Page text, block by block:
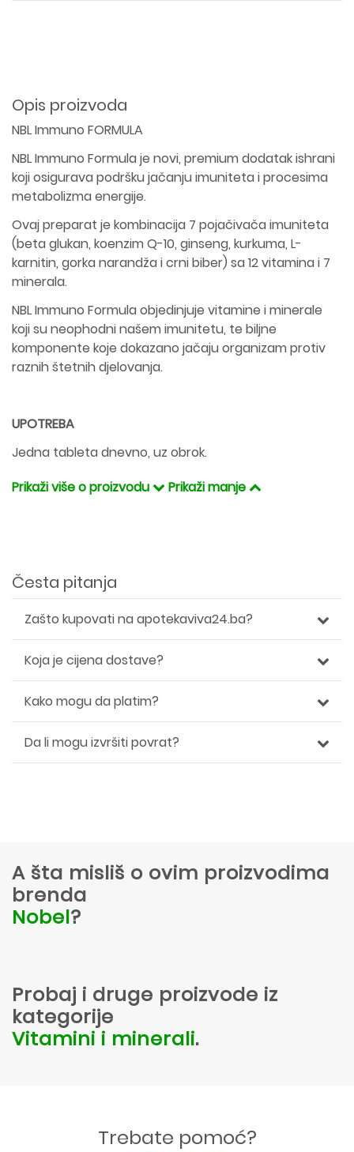
Opis proizvoda
NBL Immuno FORMULA
NBL Immuno Formula je novi, premium dodatak ishrani
koji osigurava podršku jačanju imuniteta i procesima
metabolizma energije.
Ovaj preparat je kombinacija 7 pojačivača imuniteta
(beta glukan, koenzim Q-10, ginseng, kurkuma, L-
karnitin, gorka narandža i crni biber) sa 12 vitamina i 7
minerala.
NBL Immuno Formula objedinjuje vitamine i minerale
koji su neophodni našem imunitetu, te biljne
komponente koje dokazano jačaju organizam protiv
raznih štetnih djelovanja.
UPOTREBA
Jedna tableta dnevno, uz obrok.
Prikaži više o proizvodu
Prikaži manje
Česta pitanja
Zašto kupovati na apotekaviva24.ba?
Koja je cijena dostave?
Kako mogu da platim?
Da li mogu izvršiti povrat?
A šta misliš o ovim proizvodima
brenda
Nobel?
Probaj i druge proizvode iz
kategorije
Vitamini i minerali.
Trebate pomoć?